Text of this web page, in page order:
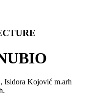
Isidora Kojović m.arh